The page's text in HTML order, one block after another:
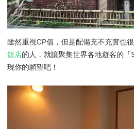
雖然重視CP值，但是配備充不充實也
飯店的人，就讓聚集世界各地遊客的
現你的願望吧！